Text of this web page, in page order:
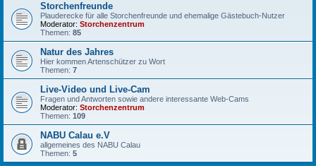
Storchenfreunde
Plauderecke für alle Storchenfreunde und ehemalige Gästebuch-Nutzer
Moderator: Storchenzentrum
Themen: 85
Natur des Jahres
Hier kommen Artenschützer zu Wort
Themen: 7
Live-Video und Live-Cam
Fragen und Antworten sowie andere interessante Web-Cams
Moderator: Storchenzentrum
Themen: 109
NABU Calau e.V
allgemeines des NABU Calau
Themen: 5